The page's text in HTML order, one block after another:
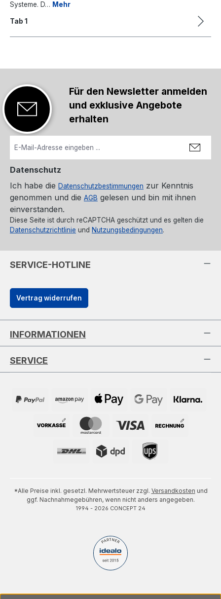
Systeme. D… Mehr
Tab 1
Für den Newsletter anmelden
und exklusive Angebote
erhalten
Datenschutz
Ich habe die Datenschutzbestimmungen zur Kenntnis
genommen und die AGB gelesen und bin mit ihnen
einverstanden.
Diese Seite ist durch reCAPTCHA geschützt und es gelten die
Datenschutzrichtlinie und Nutzungsbedingungen.
SERVICE-HOTLINE
Vertrag widerrufen
INFORMATIONEN
SERVICE
*Alle Preise inkl. gesetzl. Mehrwertsteuer zzgl. Versandkosten und
ggf. Nachnahmegebühren, wenn nicht anders angegeben.
1994 - 2026 CONCEPT 24